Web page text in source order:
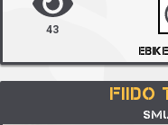
43
FIIDO